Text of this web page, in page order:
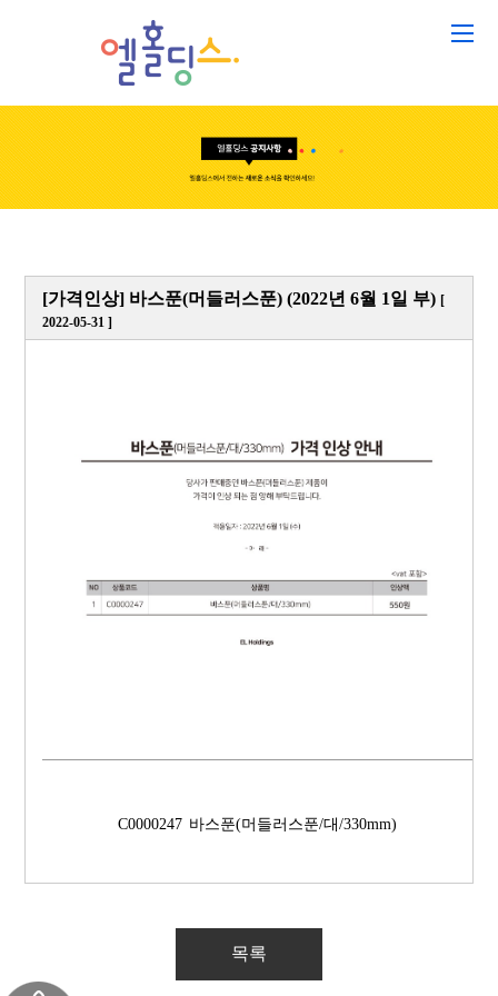
[가격인상] 바스푼(머들러스푼) (2022년 6월 1일 부) [
2022-05-31 ]
C0000247 바스푼(머들러스푼/대/330mm)
목록